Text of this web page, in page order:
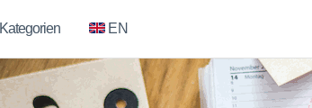
Kategorien EN